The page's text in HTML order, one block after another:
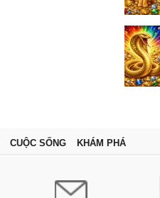
CUỘC SỐNG KHÁM PHÁ